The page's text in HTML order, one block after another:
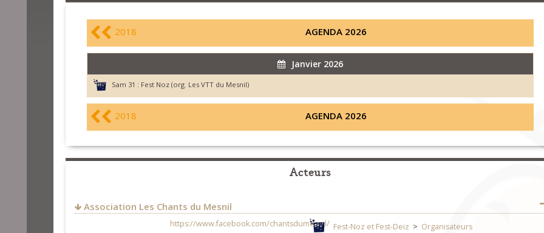
2018 AGENDA 2026
Janvier 2026
Sam 31 : Fest Noz (org. Les VTT du Mesnil)
2018 AGENDA 2026
Acteurs
Association Les Chants du Mesnil
https://www.facebook.com/chantsdumesnil/ Fest-Noz et Fest-Deiz > Organisateurs